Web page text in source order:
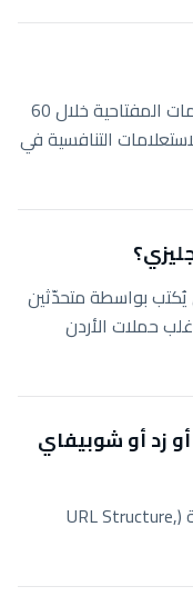
أغلب العملاء يرون تحرّكًا واضحًا في الكلمات المفتاحية خلال 60
التنافسية في
يُكتب بواسطة متحدّثين
حملات الأردن
زد أو شوبيفاي
نعم. نعرف خصوصيات السيو في كل منصة (URL Structure,